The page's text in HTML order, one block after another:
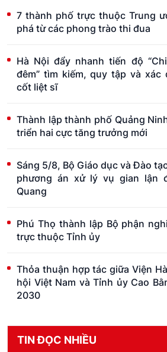
7 thành phố trực thuộc Trung
phá từ các phong trào thi đua
Hà Nội đẩy nhanh tiến độ
đêm” tìm kiếm, quy tập và
cốt liệt sĩ
Thành lập thành phố Quảng
triển hai cực tăng trưởng mới
Sáng 5/8, Bộ Giáo dục và Đào
phương án xử lý vụ gian lận
Quang
Phú Thọ thành lập Bộ phận
trực thuộc Tỉnh ủy
Thỏa thuận hợp tác giữa Viện
hội Việt Nam và Tỉnh ủy Cao
2030
TIN ĐỌC NHIỀU